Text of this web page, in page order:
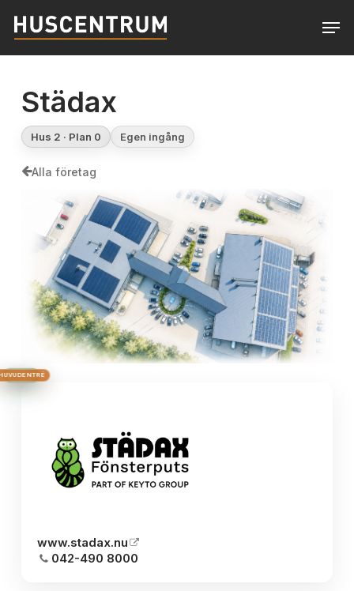
main
Städax
Hus 2 · Plan 0 Egen ingång
Alla företag
HUS 1
HUS 2
HUS 3
BRON
www.stadax.nu
042-490 8000